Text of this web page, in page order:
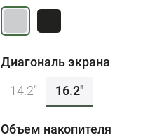
Диагональ экрана
14.2"
16.2"
Объем накопителя